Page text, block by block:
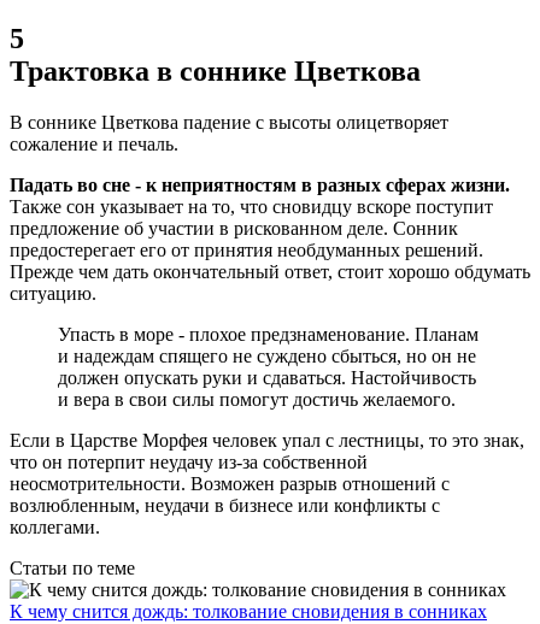
5
Трактовка в соннике Цветкова
В соннике Цветкова падение с высоты олицетворяет
сожаление и печаль.
Падать во сне - к неприятностям в разных сферах жизни.
Также сон указывает на то, что сновидцу вскоре поступит
предложение об участии в рискованном деле. Сонник
предостерегает его от принятия необдуманных решений.
Прежде чем дать окончательный ответ, стоит хорошо обдумать
ситуацию.
Упасть в море - плохое предзнаменование. Планам
и надеждам спящего не суждено сбыться, но он не
должен опускать руки и сдаваться. Настойчивость
и вера в свои силы помогут достичь желаемого.
Если в Царстве Морфея человек упал с лестницы, то это знак,
что он потерпит неудачу из-за собственной
неосмотрительности. Возможен разрыв отношений с
возлюбленным, неудачи в бизнесе или конфликты с
коллегами.
Статьи по теме
К чему снится дождь: толкование сновидения в сонниках